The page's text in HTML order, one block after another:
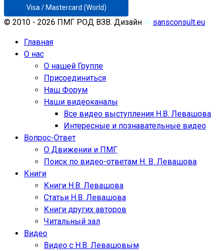
Visa / Mastercard (World)
© 2010 - 2026 ПМГ РОД ВЗВ. Дизайн ♲ sansconsult.eu
Главная
О нас
О нашей Группе
Присоединиться
Наш Форум
Наши видеоканалы
Все видео выступления Н.В. Левашова
Интересные и познавательные видео
Вопрос-Ответ
О Движении и ПМГ
Поиск по видео-ответам Н. В. Левашова
Книги
Книги Н.В. Левашова
Статьи Н.В. Левашова
Книги других авторов
Читальный зал
Видео
Видео с Н.В. Левашовым